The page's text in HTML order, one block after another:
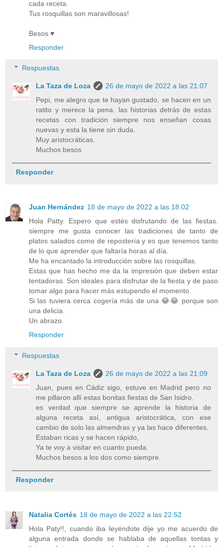
cada receta.
Tus rosquillas son maravillosas!
Besos ♥
Responder
Respuestas
La Taza de Loza
26 de mayo de 2022 a las 21:07
Pepi, me alegro que te hayan gustado, se hacen en un
ratito y merece la pena. las historias detrás de estas
recetas con tradición siempre nos enseñan cosas
nuevas y esta la tiene sin duda.
Muy aristocráticas.
Muchos besos
Responder
Juan Hernández 18 de mayo de 2022 a las 18:02
Hola Patty. Espero que estés disfrutando de las fiestas.
siempre me gusta conocer las tradiciones de tanto de
platos salados como de repostería y es que tenemos tanto
de lo que aprender que faltaría horas al día.
Me ha encantado la introducción sobre las rosquillas.
Estas que has hecho me da la impresión que deben estar
tentadoras. Son ideales para disfrutar de la fiesta y de paso
tomar algo para hacer más estupendo el momento.
Si las tuviera cerca cogería más de una 😂😂 porque son
una delicia.
Un abrazo.
Responder
Respuestas
La Taza de Loza
26 de mayo de 2022 a las 21:09
Juan, pues en Cádiz sigo, estuve en Madrid pero no
me pillaron allí estas bonitas fiestas de San Isidro.
es verdad que siempre se aprende la historia de
alguna receta así, antigua aristocrática, con ese
cambio de solo las almendras y ya las hace diferentes.
Estaban ricas y se hacen rápido,
Ya te voy a visitar en cuanto pueda.
Muchos besos a los dos como siempre.
Responder
Natalia Cortés 18 de mayo de 2022 a las 22:52
Hola Paty!!, cuando iba leyéndote dije yo me acuerdo de
alguna entrada donde se hablaba de aquellas tontas y